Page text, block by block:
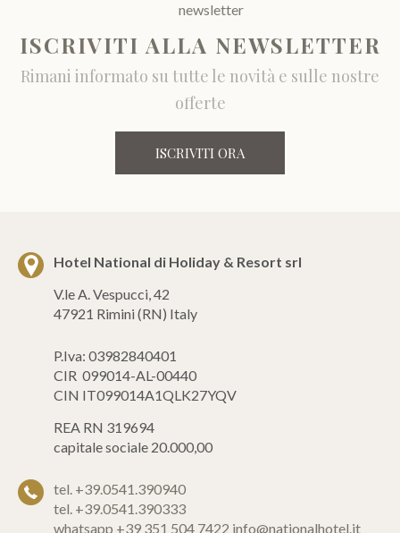
ISCRIVITI ALLA NEWSLETTER
Rimani informato su tutte le novità e sulle nostre
offerte
ISCRIVITI ORA
Hotel National di Holiday & Resort srl
V.le A. Vespucci, 42
47921 Rimini (RN) Italy
P.Iva: 03982840401
CIR 099014-AL-00440
CIN IT099014A1QLK27YQV
REA RN 319694
capitale sociale 20.000,00
tel. +39.0541.390940
tel. +39.0541.390333
whatsapp +39 351 504 7422 info@nationalhotel.it